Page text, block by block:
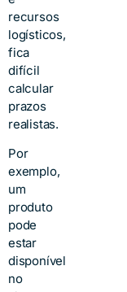
recursos
logísticos,
fica
difícil
calcular
prazos
realistas.
Por
exemplo,
um
produto
pode
estar
disponível
no